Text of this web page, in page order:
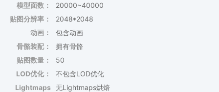
模型面数：
20000~40000
贴图分辨率：
2048*2048
动画：
包含动画
骨骼装配：
拥有骨骼
贴图数量：
50
LOD优化：
不包含LOD优化
Lightmaps 无Lightmaps烘焙